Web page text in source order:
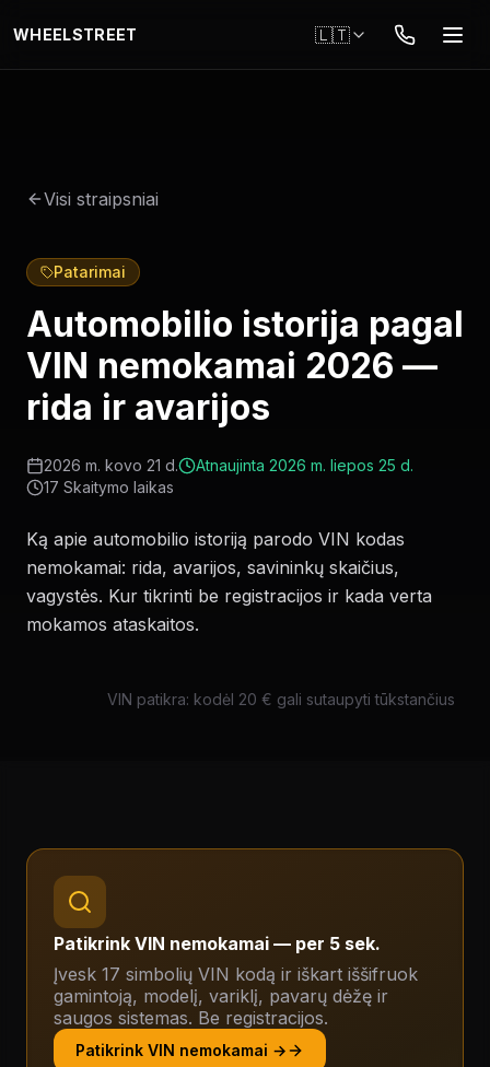
WHEELSTREET 🇱🇹
Visi straipsniai
Patarimai
Automobilio istorija pagal
VIN nemokamai 2026 —
rida ir avarijos
2026 m. kovo 21 d. Atnaujinta 2026 m. liepos 25 d.
17 Skaitymo laikas
Ką apie automobilio istoriją parodo VIN kodas
nemokamai: rida, avarijos, savininkų skaičius,
vagystės. Kur tikrinti be registracijos ir kada verta
mokamos ataskaitos.
VIN patikra: kodėl 20 € gali sutaupyti tūkstančius
Patikrink VIN nemokamai — per 5 sek.
Įvesk 17 simbolių VIN kodą ir iškart iššifruok
gamintoją, modelį, variklį, pavarų dėžę ir
saugos sistemas. Be registracijos.
Patikrink VIN nemokamai →